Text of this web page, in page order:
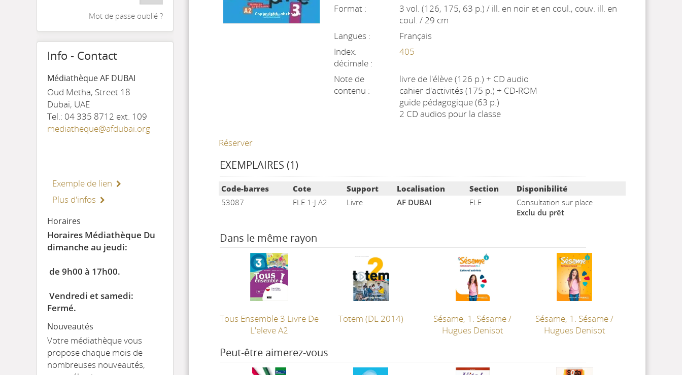
Format :
3 vol. (126, 175, 63 p.) / ill. en noir et en coul., couv. ill. en
coul. / 29 cm
Langues :
Français
Index.
décimale :
405
Note de
contenu :
livre de l'élève (126 p.) + CD audio
cahier d'activités (175 p.) + CD-ROM
guide pédagogique (63 p.)
2 CD audios pour la classe
Réserver
EXEMPLAIRES (1)
Liste des exemplaires
Code-barres Cote Support Localisation Section
Disponibilité
53087
FLE 1-J A2 Livre AF DUBAI FLE
Consultation sur place
Exclu du prêt
Dans le même rayon
Tous Ensemble 3 Livre De
L'eleve A2
Totem (DL 2014) Sésame, 1. Sésame/
Hugues Denisot
Sésame, 1. Sésame/
Hugues Denisot
Peut-être aimerez-vous
Mot de passe oublié ?
Info - Contact
Médiathèque AF DUBAI
Oud Metha, Street 18
Dubai, UAE
Tel.: 04 335 8712 ext. 109
mediatheque@afdubai.org
Exemple de lien
Plus d'infos
Horaires
Horaires Médiathèque Du
dimanche au jeudi:
de 9h00 à 17h00.
Vendredi et samedi:
Fermé.
Nouveautés
Votre médiathèque vous
propose chaque mois de
nombreuses nouveautés,